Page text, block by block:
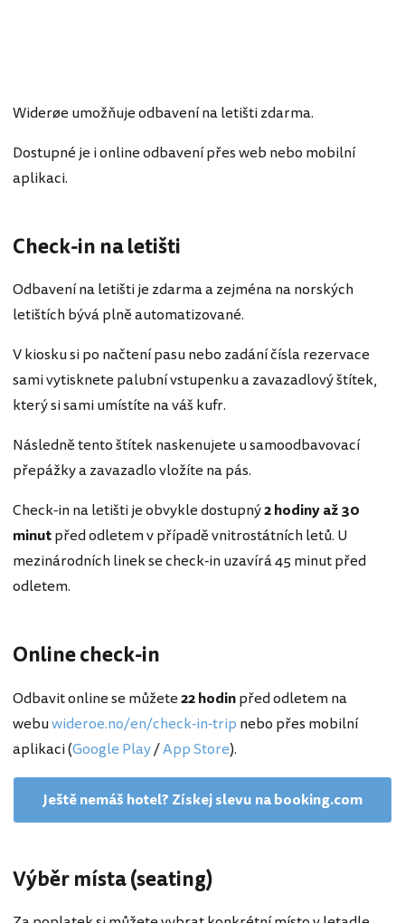
Widerøe umožňuje odbavení na letišti zdarma.
Dostupné je i online odbavení přes web nebo mobilní
aplikaci.
Check-in na letišti
Odbavení na letišti je zdarma a zejména na norských
letištích bývá plně automatizované.
V kiosku si po načtení pasu nebo zadání čísla rezervace
sami vytisknete palubní vstupenku a zavazadlový štítek,
který si sami umístíte na váš kufr.
Následně tento štítek naskenujete u samoodbavovací
přepážky a zavazadlo vložíte na pás.
Check-in na letišti je obvykle dostupný2 hodiny až 30
minutpřed odletem v případě vnitrostátních letů. U
mezinárodních linek se check-in uzavírá 45 minut před
odletem.
Online check-in
Odbavit online se můžete22 hodinpřed odletem na
webuwideroe.no/en/check-in-trip nebo přes mobilní
aplikaci (Google Play/App Store).
Ještě nemáš hotel? Získej slevu na booking.com
Výběr místa (seating)